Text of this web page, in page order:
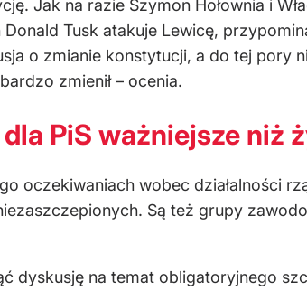
Jak na razie Szymon Hołownia i
Donald Tusk atakuje Lewicę,
o zmianie konstytucji, a do tej pory
zmienił – ocenia.
PiS ważniejsze niż
oczekiwaniach wobec działalności
Są też grupy
dyskusję na temat obligatoryjnego